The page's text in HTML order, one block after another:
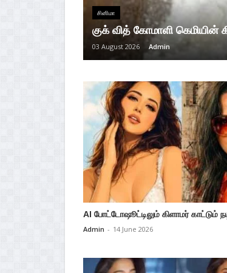
சினிமா
குக் வித் கோமாளி கெமியின்
03 August 2026 Admin
AI போட்டோஷூட்டிலும் கிளாமர் காட்டும்
Admin - 14 June 2026